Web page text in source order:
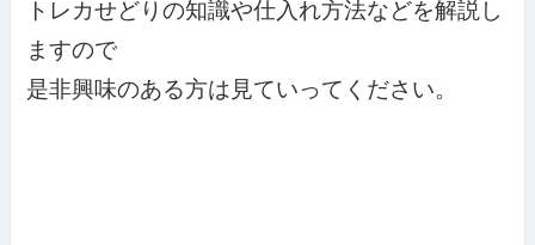
トレカせどりの知識や仕入れ方法などを解説し
ますので
是非興味のある方は見ていってください。